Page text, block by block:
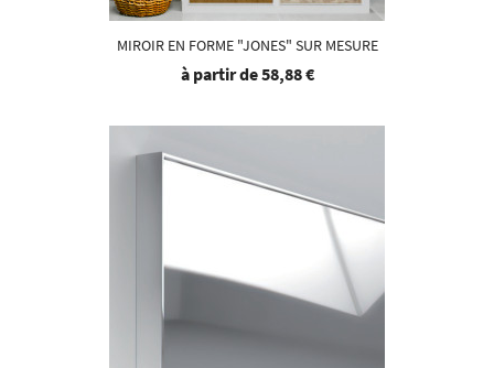
MIROIR EN FORME "JONES" SUR MESURE
à partir de58,88 €